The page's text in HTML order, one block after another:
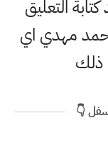
التعليق
مهدي اي
ذلك
👇